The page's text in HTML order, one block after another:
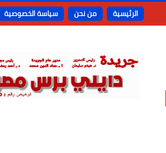
الرئيسية من نحن سياسة الخصوصية